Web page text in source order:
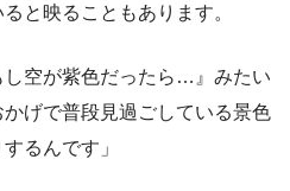
と映ることもあります。
し空が紫色だったら…』みたい
げで普段見過ごしている景色
るんです」